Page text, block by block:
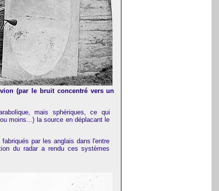
(par le bruit concentré vers un
mais sphériques, ce qui
moins...) la source en déplacant le
par les anglais dans l'entre
du radar a rendu ces systèmes